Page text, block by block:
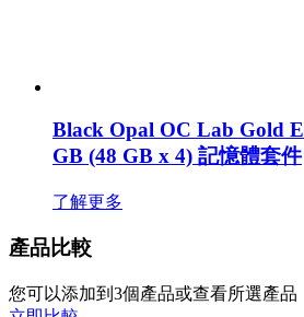
Black Opal OC Lab Gold
GB (48 GB x 4) 記憶體套件
了解更多
產品比較
您可以添加到3個產品或查看所選產品